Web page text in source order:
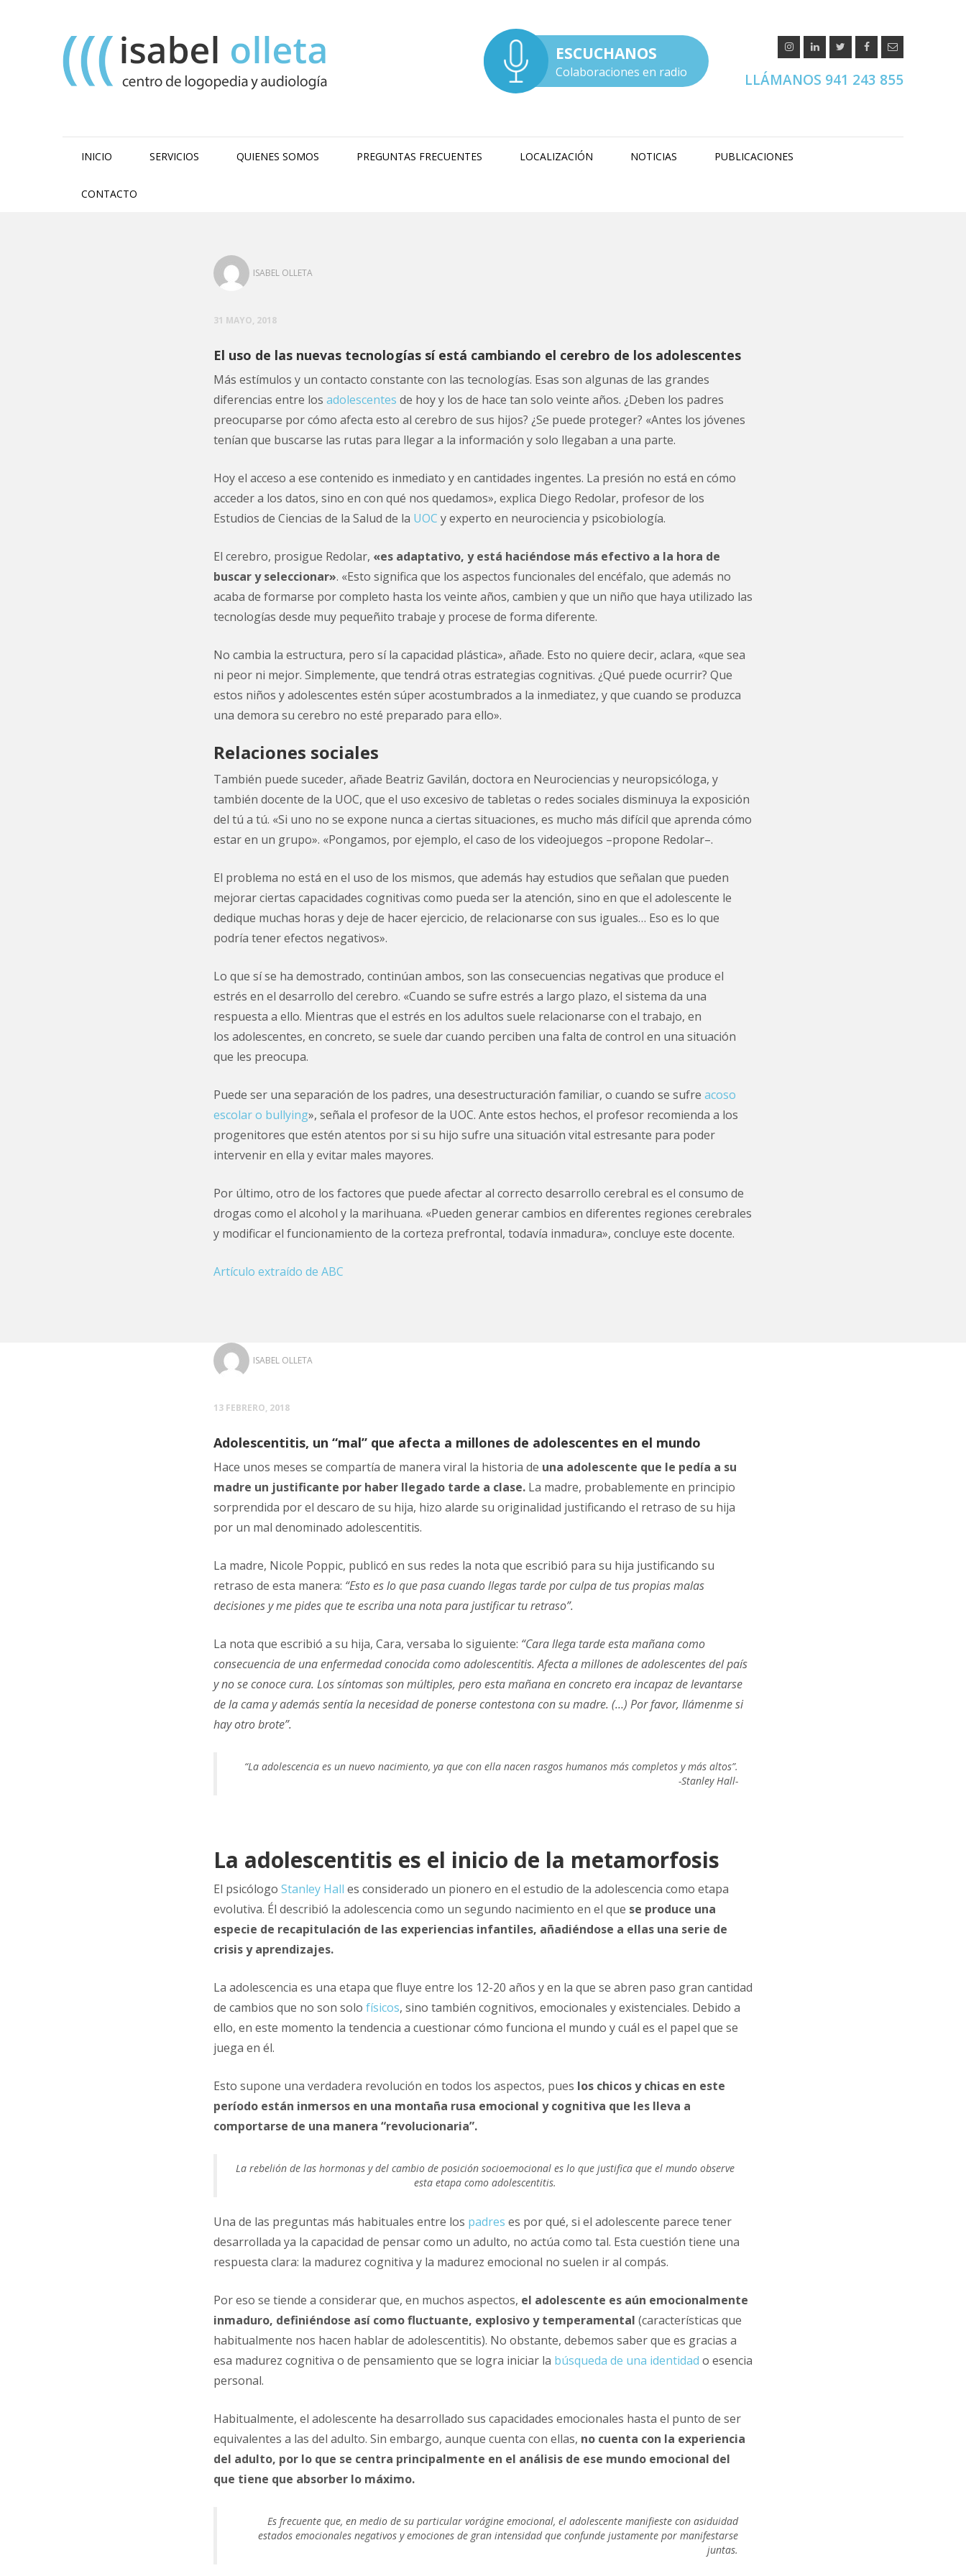
LLÁMANOS 941 243 855
ESCUCHANOS
Colaboraciones en radio
INICIO SERVICIOS QUIENES SOMOS PREGUNTAS FRECUENTES LOCALIZACIÓN NOTICIAS PUBLICACIONES
CONTACTO
ISABEL OLLETA
31 MAYO, 2018
El uso de las nuevas tecnologías sí está cambiando el cerebro de los adolescentes
Más estímulos y un contacto constante con las tecnologías. Esas son algunas de las grandes
diferencias entre los adolescentes de hoy y los de hace tan solo veinte años. ¿Deben los padres
preocuparse por cómo afecta esto al cerebro de sus hijos? ¿Se puede proteger? «Antes los jóvenes
tenían que buscarse las rutas para llegar a la información y solo llegaban a una parte.
Hoy el acceso a ese contenido es inmediato y en cantidades ingentes. La presión no está en cómo
acceder a los datos, sino en con qué nos quedamos», explica Diego Redolar, profesor de los
Estudios de Ciencias de la Salud de la UOC y experto en neurociencia y psicobiología.
El cerebro, prosigue Redolar, «es adaptativo, y está haciéndose más efectivo a la hora de
buscar y seleccionar». «Esto significa que los aspectos funcionales del encéfalo, que además no
acaba de formarse por completo hasta los veinte años, cambien y que un niño que haya utilizado las
tecnologías desde muy pequeñito trabaje y procese de forma diferente.
No cambia la estructura, pero sí la capacidad plástica», añade. Esto no quiere decir, aclara, «que sea
ni peor ni mejor. Simplemente, que tendrá otras estrategias cognitivas. ¿Qué puede ocurrir? Que
estos niños y adolescentes estén súper acostumbrados a la inmediatez, y que cuando se produzca
una demora su cerebro no esté preparado para ello».
Relaciones sociales
También puede suceder, añade Beatriz Gavilán, doctora en Neurociencias y neuropsicóloga, y
también docente de la UOC, que el uso excesivo de tabletas o redes sociales disminuya la exposición
del tú a tú. «Si uno no se expone nunca a ciertas situaciones, es mucho más difícil que aprenda cómo
estar en un grupo». «Pongamos, por ejemplo, el caso de los videojuegos –propone Redolar–.
El problema no está en el uso de los mismos, que además hay estudios que señalan que pueden
mejorar ciertas capacidades cognitivas como pueda ser la atención, sino en que el adolescente le
dedique muchas horas y deje de hacer ejercicio, de relacionarse con sus iguales… Eso es lo que
podría tener efectos negativos».
Lo que sí se ha demostrado, continúan ambos, son las consecuencias negativas que produce el
estrés en el desarrollo del cerebro. «Cuando se sufre estrés a largo plazo, el sistema da una
respuesta a ello. Mientras que el estrés en los adultos suele relacionarse con el trabajo, en
los adolescentes, en concreto, se suele dar cuando perciben una falta de control en una situación
que les preocupa.
Puede ser una separación de los padres, una desestructuración familiar, o cuando se sufre acoso
escolar o bullying», señala el profesor de la UOC. Ante estos hechos, el profesor recomienda a los
progenitores que estén atentos por si su hijo sufre una situación vital estresante para poder
intervenir en ella y evitar males mayores.
Por último, otro de los factores que puede afectar al correcto desarrollo cerebral es el consumo de
drogas como el alcohol y la marihuana. «Pueden generar cambios en diferentes regiones cerebrales
y modificar el funcionamiento de la corteza prefrontal, todavía inmadura», concluye este docente.
Artículo extraído de ABC
ISABEL OLLETA
13 FEBRERO, 2018
Adolescentitis, un “mal” que afecta a millones de adolescentes en el mundo
Hace unos meses se compartía de manera viral la historia de una adolescente que le pedía a su
madre un justificante por haber llegado tarde a clase. La madre, probablemente en principio
sorprendida por el descaro de su hija, hizo alarde su originalidad justificando el retraso de su hija
por un mal denominado adolescentitis.
La madre, Nicole Poppic, publicó en sus redes la nota que escribió para su hija justificando su
retraso de esta manera: “Esto es lo que pasa cuando llegas tarde por culpa de tus propias malas
decisiones y me pides que te escriba una nota para justificar tu retraso”.
La nota que escribió a su hija, Cara, versaba lo siguiente: “Cara llega tarde esta mañana como
consecuencia de una enfermedad conocida como adolescentitis. Afecta a millones de adolescentes del país
y no se conoce cura. Los síntomas son múltiples, pero esta mañana en concreto era incapaz de levantarse
de la cama y además sentía la necesidad de ponerse contestona con su madre. (…) Por favor, llámenme si
hay otro brote”.
“La adolescencia es un nuevo nacimiento, ya que con ella nacen rasgos humanos más completos y más altos”.
-Stanley Hall-
La adolescentitis es el inicio de la metamorfosis
El psicólogo Stanley Hall es considerado un pionero en el estudio de la adolescencia como etapa
evolutiva. Él describió la adolescencia como un segundo nacimiento en el que se produce una
especie de recapitulación de las experiencias infantiles, añadiéndose a ellas una serie de
crisis y aprendizajes.
La adolescencia es una etapa que fluye entre los 12-20 años y en la que se abren paso gran cantidad
de cambios que no son solo físicos, sino también cognitivos, emocionales y existenciales. Debido a
ello, en este momento la tendencia a cuestionar cómo funciona el mundo y cuál es el papel que se
juega en él.
Esto supone una verdadera revolución en todos los aspectos, pues los chicos y chicas en este
período están inmersos en una montaña rusa emocional y cognitiva que les lleva a
comportarse de una manera “revolucionaria”.
La rebelión de las hormonas y del cambio de posición socioemocional es lo que justifica que el mundo observe
esta etapa como adolescentitis.
Una de las preguntas más habituales entre los padres es por qué, si el adolescente parece tener
desarrollada ya la capacidad de pensar como un adulto, no actúa como tal. Esta cuestión tiene una
respuesta clara: la madurez cognitiva y la madurez emocional no suelen ir al compás.
Por eso se tiende a considerar que, en muchos aspectos, el adolescente es aún emocionalmente
inmaduro, definiéndose así como fluctuante, explosivo y temperamental (características que
habitualmente nos hacen hablar de adolescentitis). No obstante, debemos saber que es gracias a
esa madurez cognitiva o de pensamiento que se logra iniciar la búsqueda de una identidad o esencia
personal.
Habitualmente, el adolescente ha desarrollado sus capacidades emocionales hasta el punto de ser
equivalentes a las del adulto. Sin embargo, aunque cuenta con ellas, no cuenta con la experiencia
del adulto, por lo que se centra principalmente en el análisis de ese mundo emocional del
que tiene que absorber lo máximo.
Es frecuente que, en medio de su particular vorágine emocional, el adolescente manifieste con asiduidad
estados emocionales negativos y emociones de gran intensidad que confunde justamente por manifestarse
juntas.